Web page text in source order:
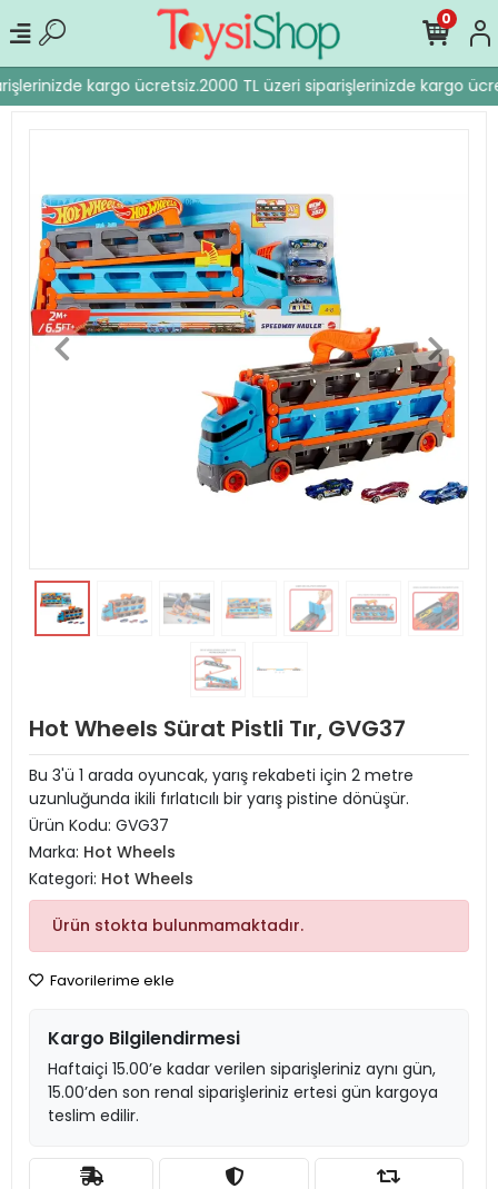
kargo ücretsiz.2000 TL üzeri siparişlerinizde kargo
0
Hot Wheels Sürat Pistli Tır, GVG37
Bu 3'ü 1 arada oyuncak, yarış rekabeti için 2 metre
uzunluğunda ikili fırlatıcılı bir yarış pistine dönüşür.
Ürün Kodu: GVG37
Marka: Hot Wheels
Kategori: Hot Wheels
Ürün stokta bulunmamaktadır.
Favorilerime ekle
Kargo Bilgilendirmesi
Haftaiçi 15.00’e kadar verilen siparişleriniz aynı gün,
15.00’den son renal siparişleriniz ertesi gün kargoya
teslim edilir.